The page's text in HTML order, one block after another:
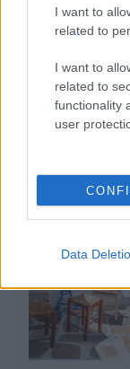
I want to
related to
I want to
related to
functionality
user
Data